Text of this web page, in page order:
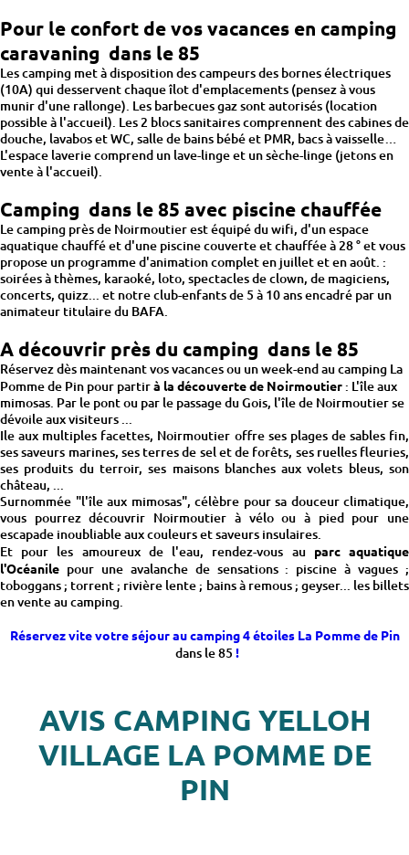
Pour le confort de vos vacances en camping
caravaning dans le 85
Les camping met à disposition des campeurs des bornes électriques
(10A) qui desservent chaque îlot d'emplacements (pensez à vous
munir d'une rallonge). Les barbecues gaz sont autorisés (location
possible à l'accueil). Les 2 blocs sanitaires comprennent des cabines de
douche, lavabos et WC, salle de bains bébé et PMR, bacs à vaisselle…
L'espace laverie comprend un lave-linge et un sèche-linge (jetons en
vente à l'accueil).
Camping dans le 85 avec piscine chauffée
Le camping près de Noirmoutier est équipé du wifi, d'un espace
aquatique chauffé et d'une piscine couverte et chauffée à 28 ° et vous
propose un programme d'animation complet en juillet et en août. :
soirées à thèmes, karaoké, loto, spectacles de clown, de magiciens,
concerts, quizz... et notre club-enfants de 5 à 10 ans encadré par un
animateur titulaire du BAFA.
A découvrir près du camping dans le 85
Réservez dès maintenant vos vacances ou un week-end au camping La
Pomme de Pin pour partirà la découverte de Noirmoutier: L'île aux
mimosas. Par le pont ou par le passage du Gois, l'île de Noirmoutier se
dévoile aux visiteurs ...
Ile aux multiples facettes, Noirmoutier offre ses plages de sables fin,
ses saveurs marines, ses terres de sel et de forêts, ses ruelles fleuries,
ses produits du terroir, ses maisons blanches aux volets bleus, son
château, ...
Surnommée "l'île aux mimosas", célèbre pour sa douceur climatique,
vous pourrez découvrir Noirmoutier à vélo ou à pied pour une
escapade inoubliable aux couleurs et saveurs insulaires.
Et pour les amoureux de l'eau, rendez-vous au parc aquatique
l'Océanile pour une avalanche de sensations : piscine à vagues ;
toboggans ; torrent ; rivière lente ; bains à remous ; geyser... les billets
en vente au camping.
Réservez vite votre séjour au camping 4 étoiles La Pomme de Pin
dans le 85 !
AVIS CAMPING YELLOH
VILLAGE LA POMME DE
PIN